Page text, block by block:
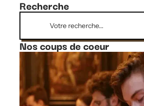
Recherche
Nos coups de coeur